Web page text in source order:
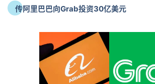
传阿里巴巴向Grab投资30亿美元